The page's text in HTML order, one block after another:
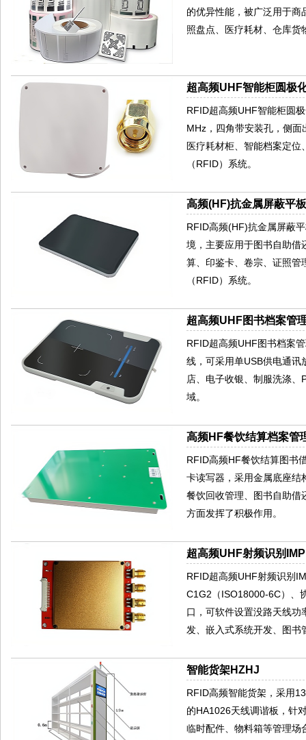
的优异性能，被广泛用于
照盘点、医疗耗材、仓库
超高频UHF智能柜圆极
RFID超高频UHF智能柜圆
MHz，四角带安装孔，侧
医疗耗材柜、智能档案定
（RFID）系统。
高频(HF)抗金属屏蔽平
RFID高频(HF)抗金属屏蔽
境，主要应用于图书自助借
算、印鉴卡、卷宗、证照管
（RFID）系统。
超高频UHF图书档案管
RFID超高频UHF图书档案
线，可采用单USB供电通讯
店、电子收银、制服洗涤
域。
高频HF餐饮结算档案管
RFID高频HF餐饮结算图书
卡读写器，采用金属底座结
餐饮回收管理、图书自助借
方面发挥了积极作用。
超高频UHF射频识别
RFID超高频UHF射频识别
C1G2（ISO18000-6C）、
口，可软件设置没路天线
发、嵌入式系统开发、图
智能货架HZHJ
RFID高频智能货架，采用
的HA1026天线调谐板，针
临时配件、物料箱等管理场